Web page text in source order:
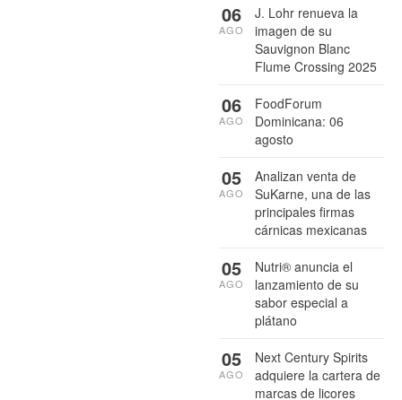
J. Lohr renueva la
imagen de su
Sauvignon Blanc
Flume Crossing 2025
06
AGO
FoodForum
Dominicana: 06
agosto
06
AGO
Analizan venta de
SuKarne, una de las
principales firmas
cárnicas mexicanas
05
AGO
Nutri® anuncia el
lanzamiento de su
sabor especial a
plátano
05
AGO
Next Century Spirits
adquiere la cartera de
marcas de licores
05
AGO